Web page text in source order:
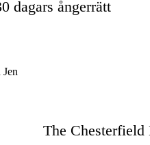
dagars ångerrätt
The Chesterfield